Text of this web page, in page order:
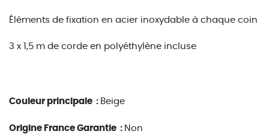
Éléments de fixation en acier inoxydable à chaque coin
3 x 1,5 m de corde en polyéthylène incluse
Couleur principale : Beige
Origine France Garantie : Non